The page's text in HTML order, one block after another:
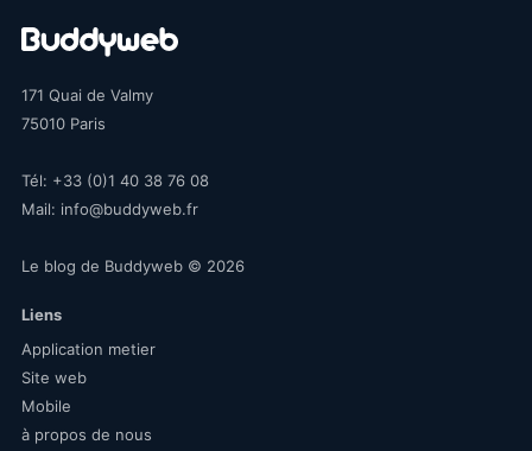
171 Quai de Valmy
75010 Paris
Tél: +33 (0)1 40 38 76 08
Mail: info@buddyweb.fr
Le blog de Buddyweb© 2026
Liens
Application metier
Site web
Mobile
à propos de nous